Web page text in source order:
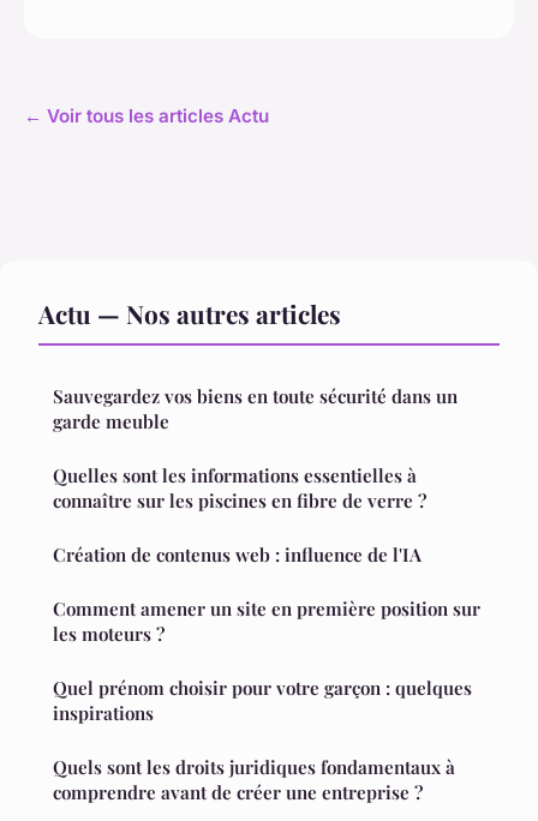
← Voir tous les articles Actu
Actu — Nos autres articles
Sauvegardez vos biens en toute sécurité dans un
garde meuble
Quelles sont les informations essentielles à
connaître sur les piscines en fibre de verre ?
Création de contenus web : influence de l'IA
Comment amener un site en première position sur
les moteurs ?
Quel prénom choisir pour votre garçon : quelques
inspirations
Quels sont les droits juridiques fondamentaux à
comprendre avant de créer une entreprise ?